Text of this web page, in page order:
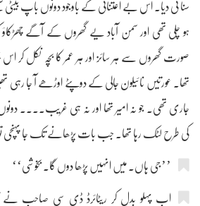
سنا ئی دیا۔ اس بے اعتنائی کے باوجود دونوں باپ
ہو چلی تھی اور سمن آباد یے گھروں کے آگے
صورت گھروں سے ہر سائز اور ہر عمر کا بچہ نکل کر اس
تھا۔ عورتیں نائیلون جالی کے دوپٹے اوڑھے آ جا رہی
جاری تھی۔ جو نہ امیر تھا اور نہ ہی غریب....
کی طرح لٹک رہا تھا۔ جب بات پڑھانے تک جا پہنچی تو
’’جی ہاں۔ میں انہیں پڑھا دوں گا۔ بخوشی‘‘
اب پہلو بدل کر ریٹائرڈ ڈی سی صاحب نے